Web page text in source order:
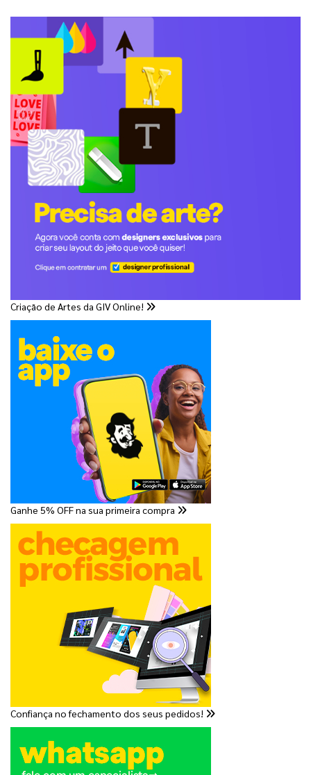
Criação de Artes da GIV Online!
Ganhe 5% OFF na sua primeira compra
Confiança no fechamento dos seus pedidos!